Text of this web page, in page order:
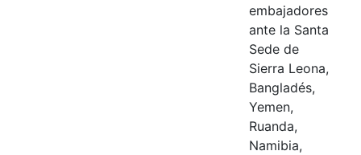
embajadores
ante la Santa
Sede de
Sierra Leona,
Bangladés,
Yemen,
Ruanda,
Namibia,